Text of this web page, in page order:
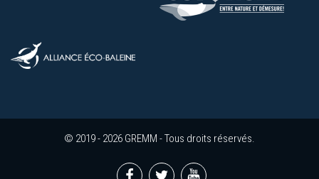
© 2019 - 2026 GREMM - Tous droits réservés.